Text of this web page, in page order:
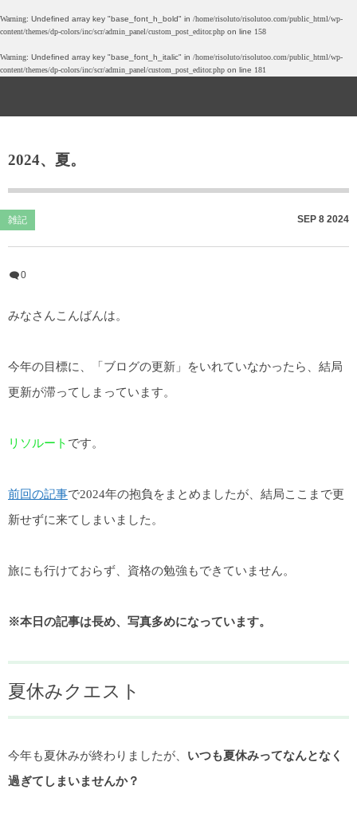
Warning: Undefined array key "base_font_h_bold" in /home/risoluto/risolutoo.com/public_html/wp-
content/themes/dp-colors/inc/scr/admin_panel/custom_post_editor.php on line 158
Warning: Undefined array key "base_font_h_italic" in /home/risoluto/risolutoo.com/public_html/wp-
content/themes/dp-colors/inc/scr/admin_panel/custom_post_editor.php on line 181
2024、夏。
雑記 SEP 8 2024
0
みなさんこんばんは。
今年の目標に、「ブログの更新」をいれていなかったら、結局
更新が滞ってしまっています。
リソルート です。
前回の記事で2024年の抱負をまとめましたが、結局ここまで更
新せずに来てしまいました。
旅にも行けておらず、資格の勉強もできていません。
※本日の記事は長め、写真多めになっています。
夏休みクエスト
今年も夏休みが終わりましたが、 いつも夏休みってなんとなく
過ぎてしまいませんか？
旧ブログrewrite
Private Gallery
ボードゲーム
雑記